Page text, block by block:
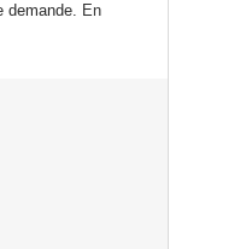
demande. En